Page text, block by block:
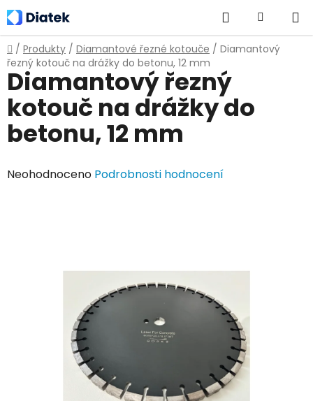
Přejít
na
obsah
Hledat NÁKUPNÍ
KOŠÍK
Domů
/ Produkty / Diamantové řezné kotouče / Diamantový
řezný kotouč na drážky do betonu, 12 mm
Diamantový řezný
kotouč na drážky do
betonu, 12 mm
Průměrné
Neohodnoceno Podrobnosti hodnocení